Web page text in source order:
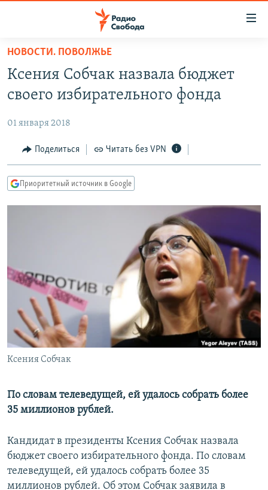
упрощенного
доступа
основному
Вернутся
главной
навигации
Вернутся
АВТОРСКИЕ ПРОЕКТЫ
ЦИТАТЫ СВОБОДЫ
МНЕНИЯ
IDEL.РЕАЛИИ
РАСПИСАНИЕ ВЕЩАНИЯ
ПОДПИШИТЕСЬ НА РАССЫЛКУ
СОЦИАЛЬНЫЕ СЕТИ
Все сайты РСЕ/РС
НОВОСТИ. ПОВОЛЖЬЕ
Ксения Собчак назвала бюджет
своего избирательного фонда
01 января 2018
Поделиться Читать без VPN
Приоритетный источник в Google
Ксения Собчак
По словам телеведущей, ей удалось собрать более
35 миллионов рублей.
Кандидат в президенты Ксения Собчак назвала
бюджет своего избирательного фонда. По словам
телеведущей, ей удалось собрать более 35
миллионов рублей. Об этом Собчак заявила в